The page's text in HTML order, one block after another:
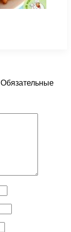
Обязательные